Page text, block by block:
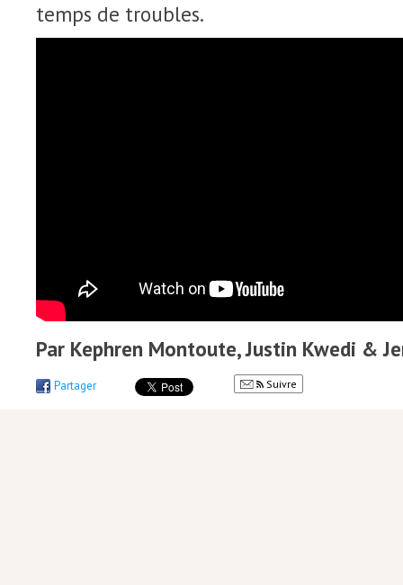
temps de troubles.
Par Kephren Montoute, Justin Kwedi &
Partager Suivre